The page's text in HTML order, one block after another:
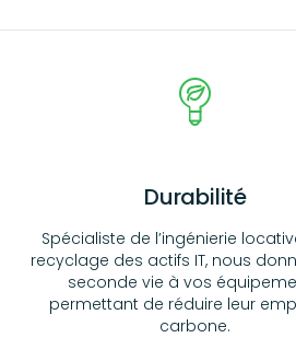
Durabilité
Spécialiste de l’ingénierie
recyclage des actifs IT, nous
seconde vie à vos
permettant de réduire leur
carbone.